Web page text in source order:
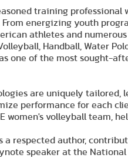
training
energizing youth
athletes and
Handball, Water
one of the most sought-
are uniquely
performance for each
women's volleyball team,
a respected author,
speaker at the